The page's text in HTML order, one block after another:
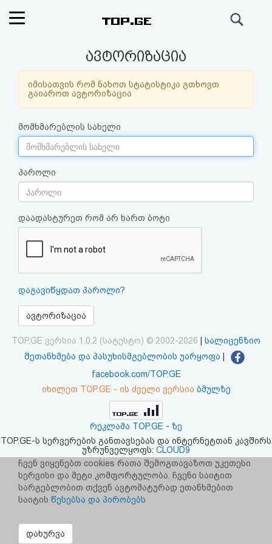
ფოსტა
კითხვა-
პასუხი
ავტორიზაცია
რეგისტრაცია
პაროლის
HTML
კოდი
შეთანხმება
პასუხისმგებლობის
უარყოფა
ავტორიზაცია
იმისათვის რომ ნახოთ სტატისტიკა გთხოვთ
გაიაროთ ავტორიზაცია
მომხმარებლის სახელი
პაროლი
დაადასტურეთ რომ არ ხართ ბოტი
დაგავიწყდათ პაროლი?
ავტორიზაცია
TOP.GE ვერსია 1.0.2 (სატესტო) © 2002-2026
სალიცენზიო
შეთანხმება და პასუხისმგებლობის უარყოფა
facebook.com/TOP.GE
იხილეთ TOP.GE - ის ძველი ვერსია ბმულზე
რეკლამა TOP.GE - ზე
TOP.GE-ს სერვერების განთავსებას და ინტერნეტთან კავშირს
უზრუნველყოფს: CLOUD9
ჩვენ ვიყენებთ cookies რათა შემოგთავაზოთ უკეთესი
სერვისი და მეტი კომფორტულობა. ჩვენი საიტით
სარგებლობით თქვენ ავტომატურად ეთანხმებით
საიტის წესებსა და პირობებს
დახურვა